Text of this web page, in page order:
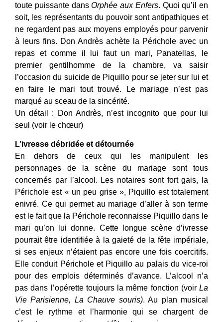
toute puissante dansOrphée aux Enfers. Quoi qu’il en
soit, les représentants du pouvoir sont antipathiques et
ne regardent pas aux moyens employés pour parvenir
à leurs fins. Don Andrès achète la Périchole avec un
repas et comme il lui faut un mari, Panatellas, le
premier gentilhomme de la chambre, va saisir
l’occasion du suicide de Piquillo pour se jeter sur lui et
en faire le mari tout trouvé. Le mariage n’est pas
marqué au sceau de la sincérité.
Un détail : Don Andrès, n’est incognito que pour lui
seul (voir le chœur)
L’ivresse débridée et détournée
En dehors de ceux qui les manipulent les
personnages de la scène du mariage sont tous
concernés par l’alcool. Les notaires sont fort gais, la
Périchole est « un peu grise », Piquillo est totalement
enivré. Ce qui permet au mariage d’aller à son terme
est le fait que la Périchole reconnaisse Piquillo dans le
mari qu’on lui donne. Cette longue scène d’ivresse
pourrait être identifiée à la gaieté de la fête impériale,
si ses enjeux n’étaient pas encore une fois coercitifs.
Elle conduit Périchole et Piquillo au palais du vice-roi
pour des emplois déterminés d’avance. L’alcool n’a
pas dans l’opérette toujours la même fonction (voir La
Vie Parisienne, La Chauve souris). Au plan musical
c’est le rythme et l’harmonie qui se chargent de